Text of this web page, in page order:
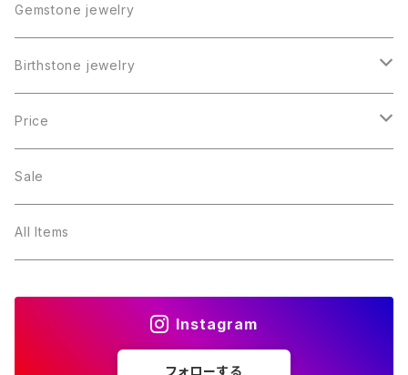
Gemstone jewelry
Birthstone jewelry
１月・ガーネット
２月・アメジスト
３月・アクアマリン
Price
～5000円
～10000円
Sale
All Items
Instagram
フォローする